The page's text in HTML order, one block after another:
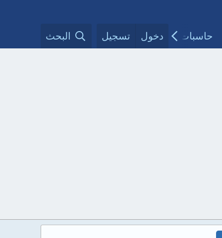
حاسبات طبية مقالات الأطباءدخول تسجيل البحث